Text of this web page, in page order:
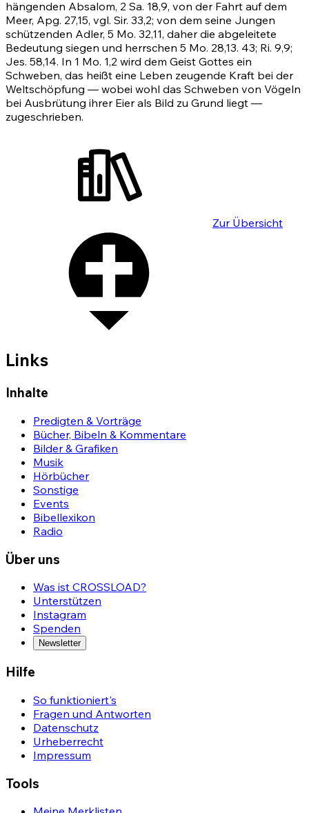
hängenden Absalom, 2 Sa. 18,9, von der Fahrt auf dem
Meer, Apg. 27,15, vgl. Sir. 33,2; von dem seine Jungen
schützenden Adler, 5 Mo. 32,11, daher die abgeleitete
Bedeutung siegen und herrschen 5 Mo. 28,13. 43; Ri. 9,9;
Jes. 58,14. In 1 Mo. 1,2 wird dem Geist Gottes ein
Schweben, das heißt eine Leben zeugende Kraft bei der
Weltschöpfung — wobei wohl das Schweben von Vögeln
bei Ausbrütung ihrer Eier als Bild zu Grund liegt —
zugeschrieben.
Zur Übersicht
Links
Inhalte
Predigten & Vorträge
Bücher, Bibeln & Kommentare
Bilder & Grafiken
Musik
Hörbücher
Sonstige
Events
Bibellexikon
Radio
Über uns
Was ist CROSSLOAD?
Unterstützen
Instagram
Spenden
Newsletter
Hilfe
So funktioniert's
Fragen und Antworten
Datenschutz
Urheberrecht
Impressum
Tools